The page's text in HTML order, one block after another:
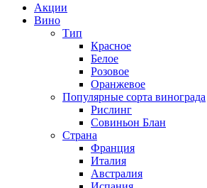
Акции
Вино
Тип
Красное
Белое
Розовое
Оранжевое
Популярные сорта винограда
Рислинг
Совиньон Блан
Страна
Франция
Италия
Австралия